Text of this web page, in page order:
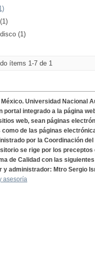
(1)
ítems 1-7 de 1
México. Universidad Nacional
portal integrado a la página
web, sean páginas
como de las páginas
por la Coordinación
se rige por los
de Calidad con las
y administrador: Mtro Sergio
asesoría